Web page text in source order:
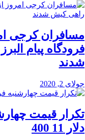
مسافران کرجی
فرودگاه پیام
شدند
جولای 2, 2020
تکرار قیمت
دلار 11 400